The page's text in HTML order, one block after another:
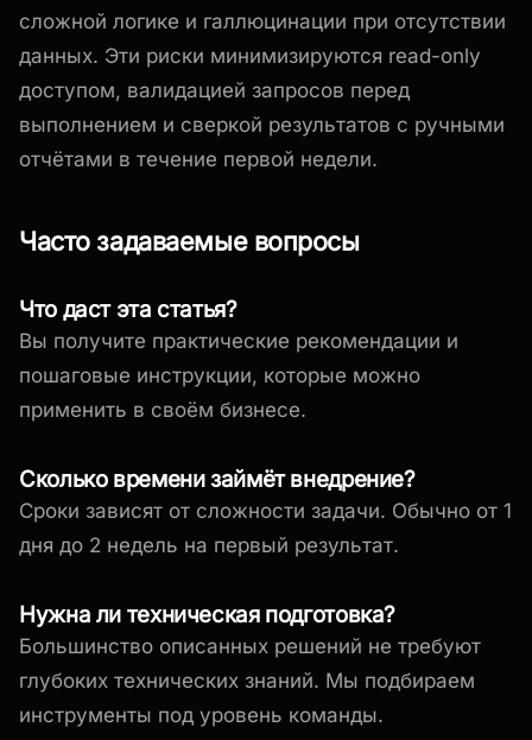
сложной логике и галлюцинации при отсутствии
данных. Эти риски минимизируются read-only
доступом, валидацией запросов перед
выполнением и сверкой результатов с ручными
отчётами в течение первой недели.
Часто задаваемые вопросы
Что даст эта статья?
Вы получите практические рекомендации и
пошаговые инструкции, которые можно
применить в своём бизнесе.
Сколько времени займёт внедрение?
Сроки зависят от сложности задачи. Обычно от 1
дня до 2 недель на первый результат.
Нужна ли техническая подготовка?
Большинство описанных решений не требуют
глубоких технических знаний. Мы подбираем
инструменты под уровень команды.